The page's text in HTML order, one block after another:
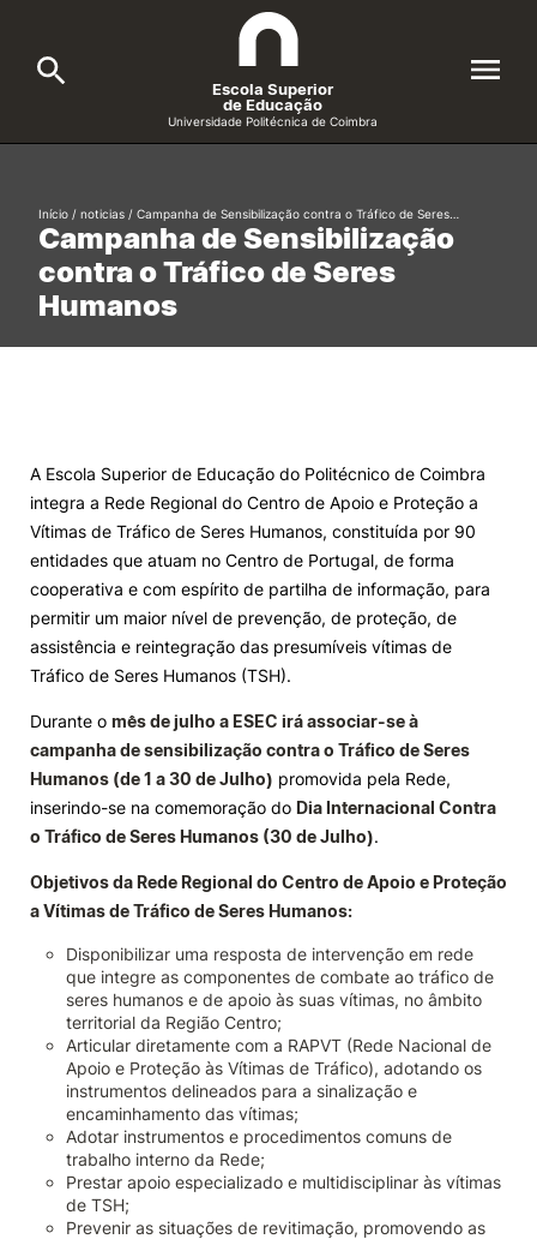
Cursos
Candidatos
Alunos
Knowledge Factory
Candidaturas
Elogio / Sugestão / Reclamação Contactos Denúncias
©2026 Instituto Politécnico de Coimbra. Todos os direitos reservados.
Escola Superior
de Educação
Universidade Politécnica de Coimbra
Search
Formative Offer General
Campanha de Sensibilização
contra o Tráfico de Seres
Humanos
Início / noticias / Campanha de Sensibilização contra o Tráfico de Seres…
A Escola Superior de Educação do Politécnico de Coimbra
integra a Rede Regional do Centro de Apoio e Proteção a
Vítimas de Tráfico de Seres Humanos, constituída por 90
entidades que atuam no Centro de Portugal, de forma
cooperativa e com espírito de partilha de informação, para
permitir um maior nível de prevenção, de proteção, de
assistência e reintegração das presumíveis vítimas de
Tráfico de Seres Humanos (TSH).
Durante o mês de julho a ESEC irá associar-se à
campanha de sensibilização contra o Tráfico de Seres
Humanos (de 1 a 30 de Julho) promovida pela Rede,
inserindo-se na comemoração do Dia Internacional Contra
o Tráfico de Seres Humanos (30 de Julho).
Objetivos da Rede Regional do Centro de Apoio e Proteção
a Vítimas de Tráfico de Seres Humanos:
Disponibilizar uma resposta de intervenção em rede
que integre as componentes de combate ao tráfico de
seres humanos e de apoio às suas vítimas, no âmbito
territorial da Região Centro;
Articular diretamente com a RAPVT (Rede Nacional de
Apoio e Proteção às Vítimas de Tráfico), adotando os
instrumentos delineados para a sinalização e
encaminhamento das vítimas;
Adotar instrumentos e procedimentos comuns de
trabalho interno da Rede;
Prestar apoio especializado e multidisciplinar às vítimas
de TSH;
Prevenir as situações de revitimação, promovendo as